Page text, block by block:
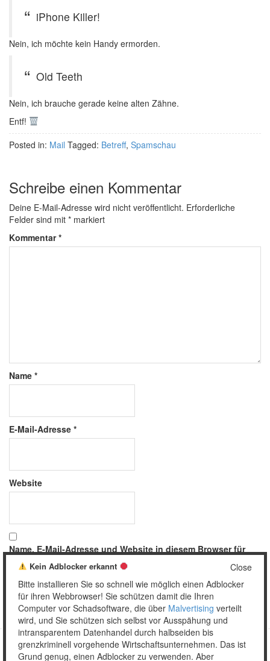
iPhone Killer!
Nein, ich möchte kein Handy ermorden.
Old Teeth
Nein, ich brauche gerade keine alten Zähne.
Entf!
Posted in: Mail Tagged: Betreff, Spamschau
Schreibe einen Kommentar
Deine E-Mail-Adresse wird nicht veröffentlicht. Erforderliche
Felder sind mit * markiert
Kommentar*
Name *
E-Mail-Adresse *
Website
Name, E-Mail-Adresse und Website in diesem Browser für
meinen nächsten Kommentar speichern.
Close
Kein Adblocker erkannt
Bitte installieren Sie so schnell wie möglich einen Adblocker
für ihren Webbrowser! Sie schützen damit die Ihren
Computer vor Schadsoftware, die über Malvertising verteilt
wird, und Sie schützen sich selbst vor Ausspähung und
intransparentem Datenhandel durch halbseiden bis
grenzkriminell vorgehende Wirtschaftsunternehmen. Das ist
Grund genug, einen Adblocker zu verwenden. Aber